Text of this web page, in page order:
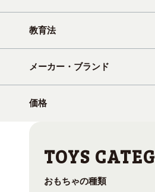
教育法
メーカー・ブランド
価格
おもちゃの種類